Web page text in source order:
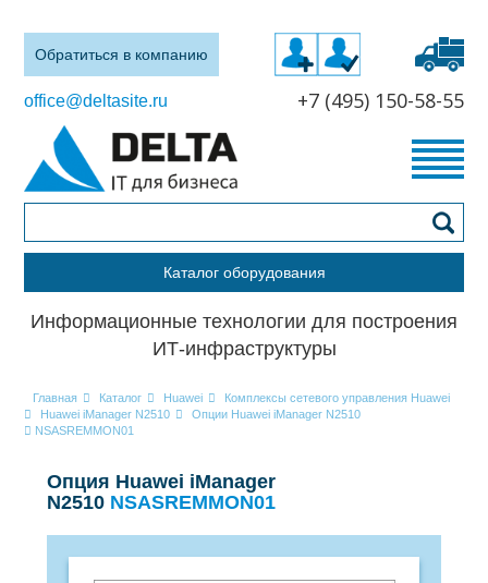
Обратиться в компанию
office@deltasite.ru +7 (495) 150-58-55
Каталог оборудования
Информационные технологии для построения
ИТ-инфраструктуры
Главная Каталог Huawei
Комплексы сетевого управления Huawei
Huawei iManager N2510
Опции Huawei iManager N2510
NSASREMMON01
Опция Huawei iManager
N2510 NSASREMMON01